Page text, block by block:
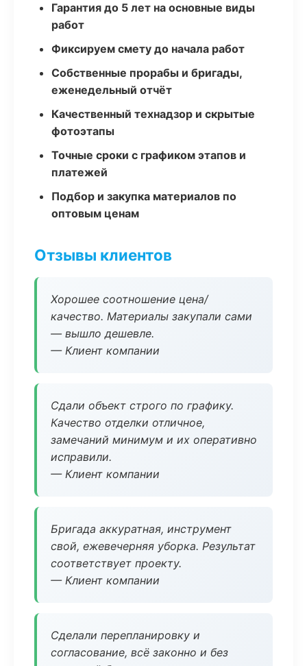
Гарантия до 5 лет на основные виды
работ
Фиксируем смету до начала работ
Собственные прорабы и бригады,
еженедельный отчёт
Качественный технадзор и скрытые
фотоэтапы
Точные сроки с графиком этапов и
платежей
Подбор и закупка материалов по
оптовым ценам
Отзывы клиентов
Хорошее соотношение цена/
качество. Материалы закупали сами
— вышло дешевле.
— Клиент компании
Сдали объект строго по графику.
Качество отделки отличное,
замечаний минимум и их оперативно
исправили.
— Клиент компании
Бригада аккуратная, инструмент
свой, ежевечерняя уборка. Результат
соответствует проекту.
— Клиент компании
Сделали перепланировку и
согласование, всё законно и без